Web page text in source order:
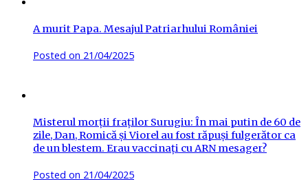
A murit Papa. Mesajul Patriarhului României
Posted on 21/04/2025
Misterul morții fraților Surugiu: În mai putin de 60 de
zile, Dan, Romică și Viorel au fost răpuși fulgerător ca
de un blestem. Erau vaccinați cu ARN mesager?
Posted on 21/04/2025